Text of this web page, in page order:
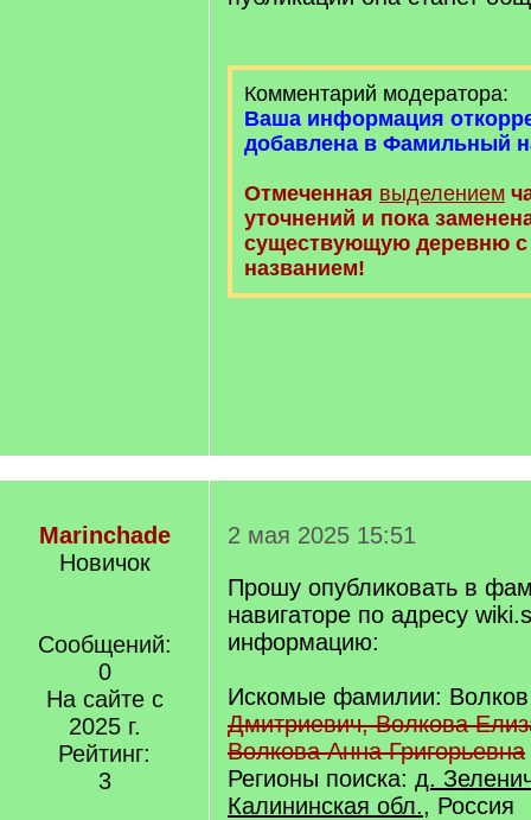
Комментарий модератора:
Ваша информация
добавлена в Фамильный
Отмеченная выделением
уточнений и пока
существующую деревню
названием!
Marinchade
Новичок
Сообщений:
0
На сайте с
2025 г.
Рейтинг:
3
2 мая 2025 15:51
Прошу опубликовать в
навигаторе по адресу
информацию:
Искомые фамилии:
Дмитриевич, Волкова
Волкова Анна Григорьевна
Регионы поиска: д.
Калининская обл., Россия